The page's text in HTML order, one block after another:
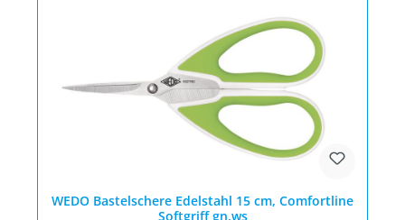
WEDO Bastelschere Edelstahl 15 cm, Comfortline
Softgriff gn.ws